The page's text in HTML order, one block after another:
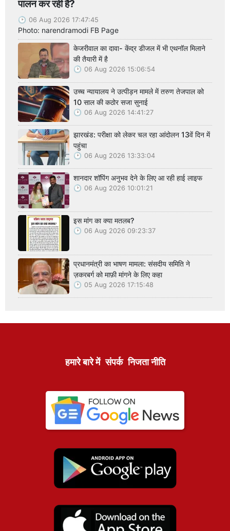
पालन कर रही है?
06 Aug 2026 17:47:45
Photo: narendramodi FB Page
केजरीवाल का दावा- केंद्र डीजल में भी एथनॉल मिलाने
की तैयारी में है
06 Aug 2026 15:06:54
उच्च न्यायालय ने उत्पीड़न मामले में तरुण तेजपाल को
10 साल की कठोर सजा सुनाई
06 Aug 2026 14:41:27
झारखंड: परीक्षा को लेकर चल रहा आंदोलन 13वें दिन में
पहुंचा
06 Aug 2026 13:33:04
शानदार शॉपिंग अनुभव देने के लिए आ रही हाई लाइफ
06 Aug 2026 10:01:21
इस मांग का क्या मतलब?
06 Aug 2026 09:23:37
प्रधानमंत्री का भाषण मामला: संसदीय समिति ने
ज़करबर्ग को माफ़ी मांगने के लिए कहा
05 Aug 2026 17:15:48
हमारे बारे में संपर्क निजता नीति